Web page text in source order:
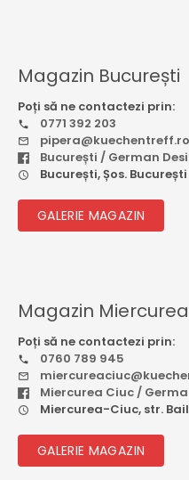
Magazin București
Poți să ne contactezi prin:
0771 392 203
pipera@kuechentreff.ro
București / German
București, Șos.
GALERIE MAGAZIN
Magazin
Poți să ne contactezi prin:
0760 789 945
Miercurea Ciuc /
Miercurea-Ciuc, str.
GALERIE MAGAZIN